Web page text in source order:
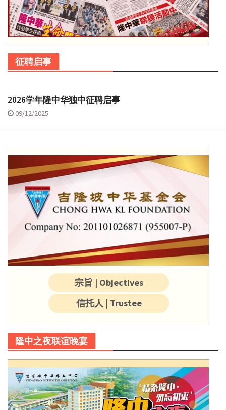
征聘启事
2026学年隆中华独中征聘启事
09/12/2025
宗旨 | Objectives
信托人 | Trustee
隆中之夜联谊晚宴